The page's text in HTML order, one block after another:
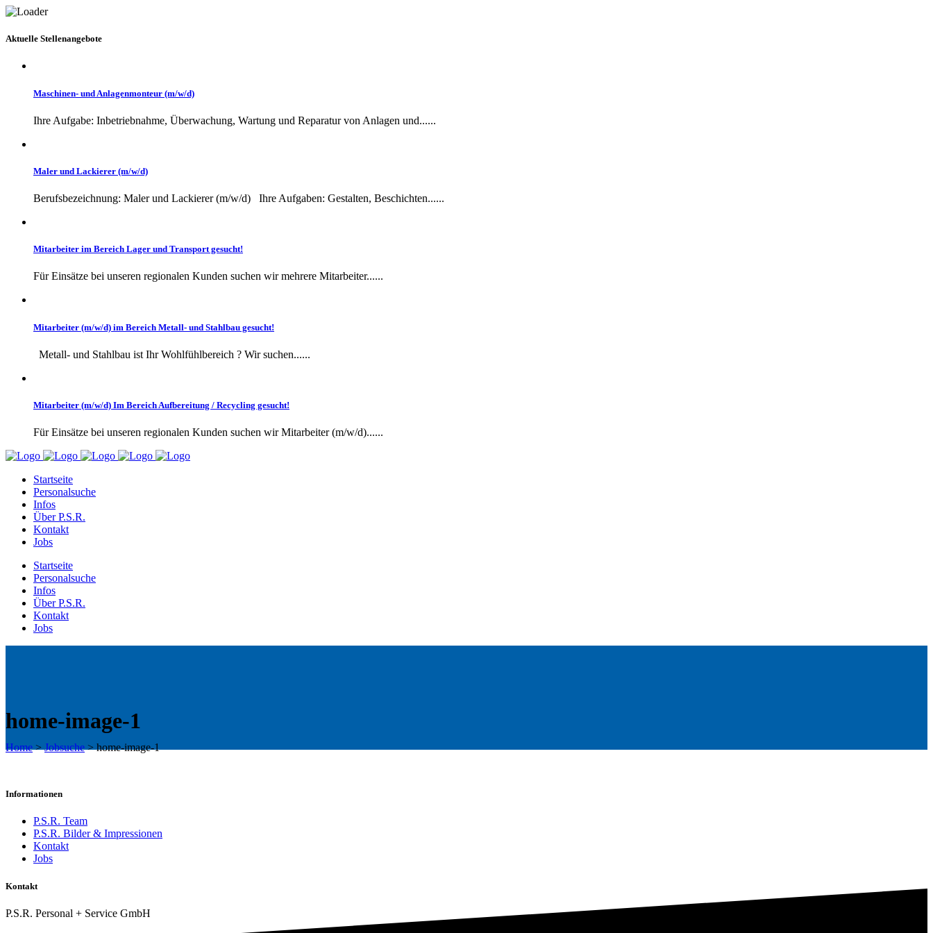
Aktuelle Stellenangebote
Maschinen- und Anlagenmonteur (m/w/d)
Ihre Aufgabe: Inbetriebnahme, Überwachung, Wartung und Reparatur von Anlagen und......
Maler und Lackierer (m/w/d)
Berufsbezeichnung: Maler und Lackierer (m/w/d) Ihre Aufgaben: Gestalten, Beschichten......
Mitarbeiter im Bereich Lager und Transport gesucht!
Für Einsätze bei unseren regionalen Kunden suchen wir mehrere Mitarbeiter......
Mitarbeiter (m/w/d) im Bereich Metall- und Stahlbau gesucht!
Metall- und Stahlbau ist Ihr Wohlfühlbereich ? Wir suchen......
Mitarbeiter (m/w/d) Im Bereich Aufbereitung / Recycling gesucht!
Für Einsätze bei unseren regionalen Kunden suchen wir Mitarbeiter (m/w/d)......
Startseite
Personalsuche
Infos
Über P.S.R.
Kontakt
Jobs
Startseite
Personalsuche
Infos
Über P.S.R.
Kontakt
Jobs
home-image-1
Home>Jobsuche>home-image-1
Informationen
P.S.R. Team
P.S.R. Bilder & Impressionen
Kontakt
Jobs
Kontakt
P.S.R. Personal + Service GmbH